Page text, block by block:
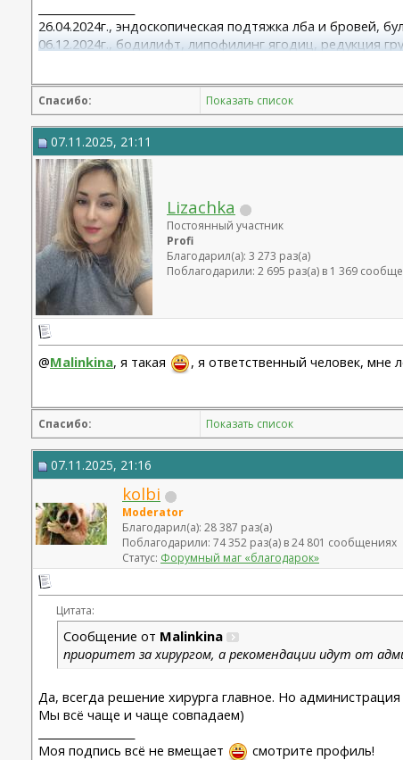
26.04.2024г., эндоскопическая подтяжка лба и бровей,
06.12.2024г., бодилифт, липофилинг ягодиц, редукция
06.01.2026г. феморо пластика+липо ног - Бабикова М.А.
Спасибо: Показать список
07.11.2025, 21:11
Lizachka
Постоянный участник
Profi
Благодарил(а): 3 273 раз(а)
Поблагодарили: 2 695 раз(а) в 1 369
@Malinkina, я такая , я ответственный человек, мне
Спасибо: Показать список
07.11.2025, 21:16
kolbi
Moderator
Благодарил(а): 28 387 раз(а)
Поблагодарили: 74 352 раз(а) в 24 801 сообщениях
Статус: Форумный маг «благодарок»
Цитата:
Сообщение от Malinkina
приоритет за хирургом, а рекомендации идут от
Да, всегда решение хирурга главное. Но
Мы всё чаще и чаще совпадаем)
Моя подпись всё не вмещает
смотрите профиль!